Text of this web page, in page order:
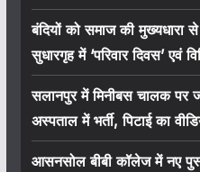
बंदियों को समाज की
सुधारगृह में ‘परिवार दिवस’ एवं
सलानपुर में मिनीबस चालक पर
अस्पताल में भर्ती, पिटाई का
आसनसोल बीबी कॉलेज में नए